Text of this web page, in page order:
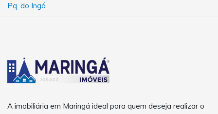
Pq. do Ingá
A imobiliária em Maringá ideal para quem deseja realizar o